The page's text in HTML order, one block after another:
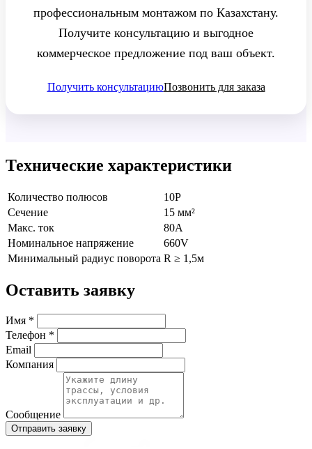
профессиональным монтажом по Казахстану.
Получите консультацию и выгодное
коммерческое предложение под ваш объект.
Получить консультациюПозвонить для заказа
Технические характеристики
Количество полюсов
10P
Сечение
15 мм²
Макс. ток
80А
Номинальное напряжение
660V
Минимальный радиус поворота R ≥ 1,5м
Оставить заявку
Имя *
Телефон *
Email
Компания
Сообщение
Отправить заявку